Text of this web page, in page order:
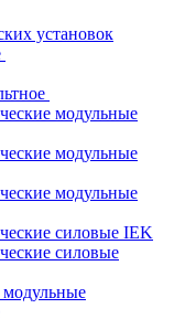
установок
модульные
модульные
модульные
силовые IEK
силовые